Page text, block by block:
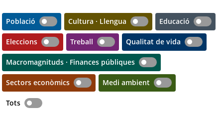
Població Cultura · Llengua Educació
Eleccions Treball Qualitat de vida
Macromagnituds · Finances públiques
Sectors econòmics Medi ambient
Tots